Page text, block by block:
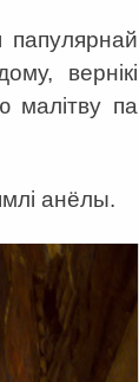
папулярнай
вернікі
малітву па
анёлы.